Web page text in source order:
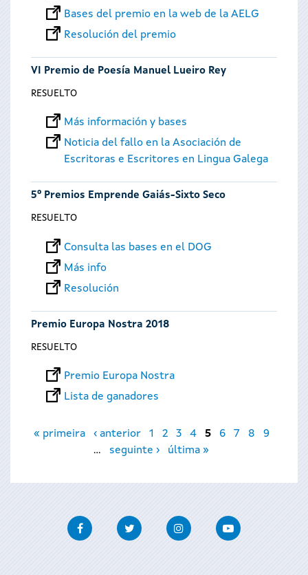
Bases del premio en la web de la AELG
Resolución del premio
VI Premio de Poesía Manuel Lueiro Rey
RESUELTO
Más información y bases
Noticia del fallo en la Asociación de
Escritoras e Escritores en Lingua Galega
5º Premios Emprende Gaiás-Sixto Seco
RESUELTO
Consulta las bases en el DOG
Más info
Resolución
Premio Europa Nostra 2018
RESUELTO
Premio Europa Nostra
Lista de ganadores
Páginas
« primeira ‹ anterior 1 2 3 4 5 6 7 8
9
…
seguinte › última »
FacebookTwitter InstagramYoutube